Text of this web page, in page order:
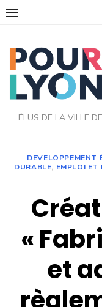
Skip
ÉLUS DE LA VILLE
DEVELOPPEMENT
DURABLE, EMPLOI ET
«
et